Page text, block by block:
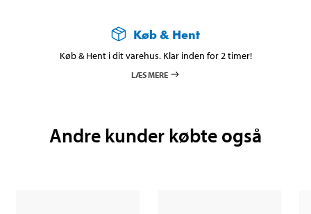
Køb & Hent
Køb & Hent i dit varehus. Klar inden for 2 timer!
LÆS MERE
Andre kunder købte også